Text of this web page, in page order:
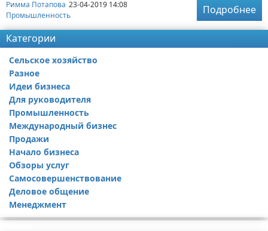
Римма Потапова 23-04-2019 14:08
Промышленность
Подробнее
Категории
Сельское хозяйство
Разное
Идеи бизнеса
Для руководителя
Промышленность
Международный бизнес
Продажи
Начало бизнеса
Обзоры услуг
Самосовершенствование
Деловое общение
Менеджмент